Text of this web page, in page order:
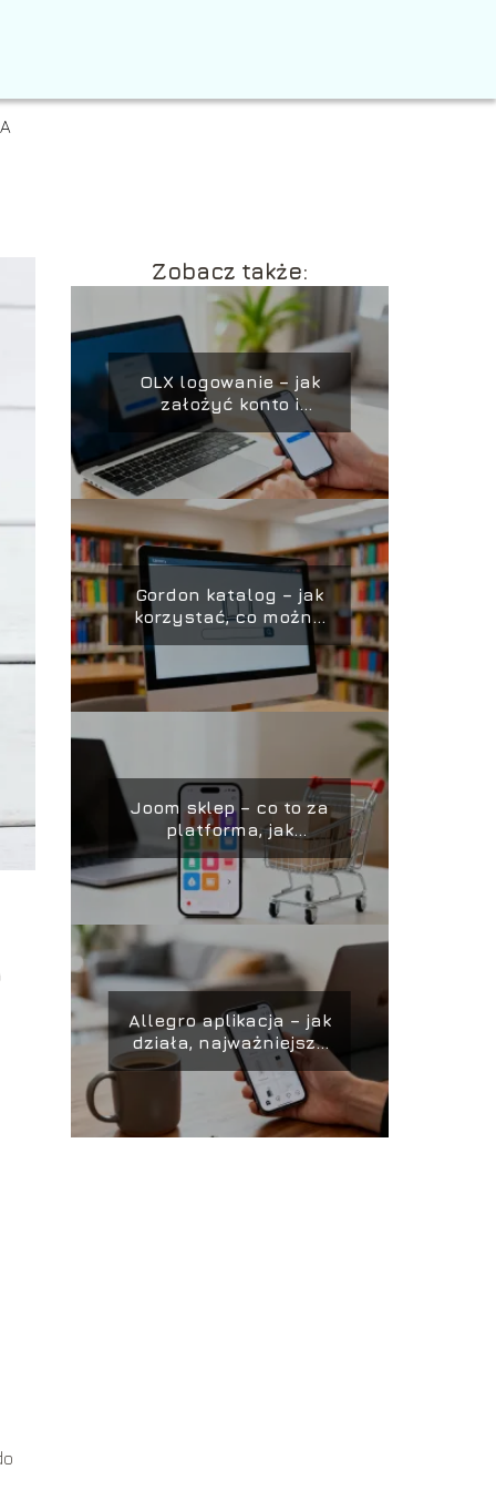
Zobacz także:
OLX logowanie – jak
założyć konto i
rozwiązać problemy?
Gordon katalog – jak
korzystać, co można
w nim znaleźć?
Joom sklep – co to za
platforma, jak
kupować, opinie
Allegro aplikacja – jak
działa, najważniejsze
funkcje